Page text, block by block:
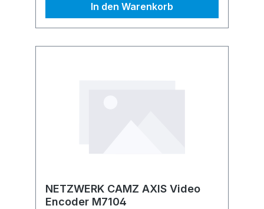
In den Warenkorb
NETZWERK CAMZ AXIS Video
Encoder M7104